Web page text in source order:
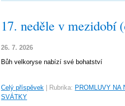
17. neděle v mezidobí
26. 7. 2026
Bůh velkoryse nabízí své bohatství
Celý příspěvek Rubrika: PROMLUVY NA
SVÁTKY